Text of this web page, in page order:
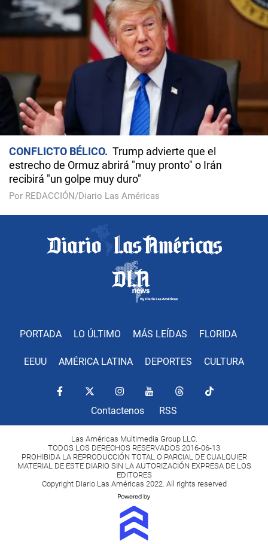
CONFLICTO BÉLICO
Trump advierte que el
estrecho de Ormuz abrirá "muy pronto" o Irán
recibirá "un golpe muy duro"
Por REDACCIÓN/Diario Las Américas
PORTADA LO ÚLTIMO MÁS LEÍDAS FLORIDA
EEUU AMÉRICA LATINA DEPORTES CULTURA
Contactenos RSS
Las Américas Multimedia Group LLC.
TODOS LOS DERECHOS RESERVADOS 2016-06-13
PROHIBIDA LA REPRODUCCIÓN TOTAL O PARCIAL DE CUALQUIER
MATERIAL DE ESTE DIARIO SIN LA AUTORIZACIÓN EXPRESA DE LOS
EDITORES
Copyright Diario Las Américas 2022. All rights reserved